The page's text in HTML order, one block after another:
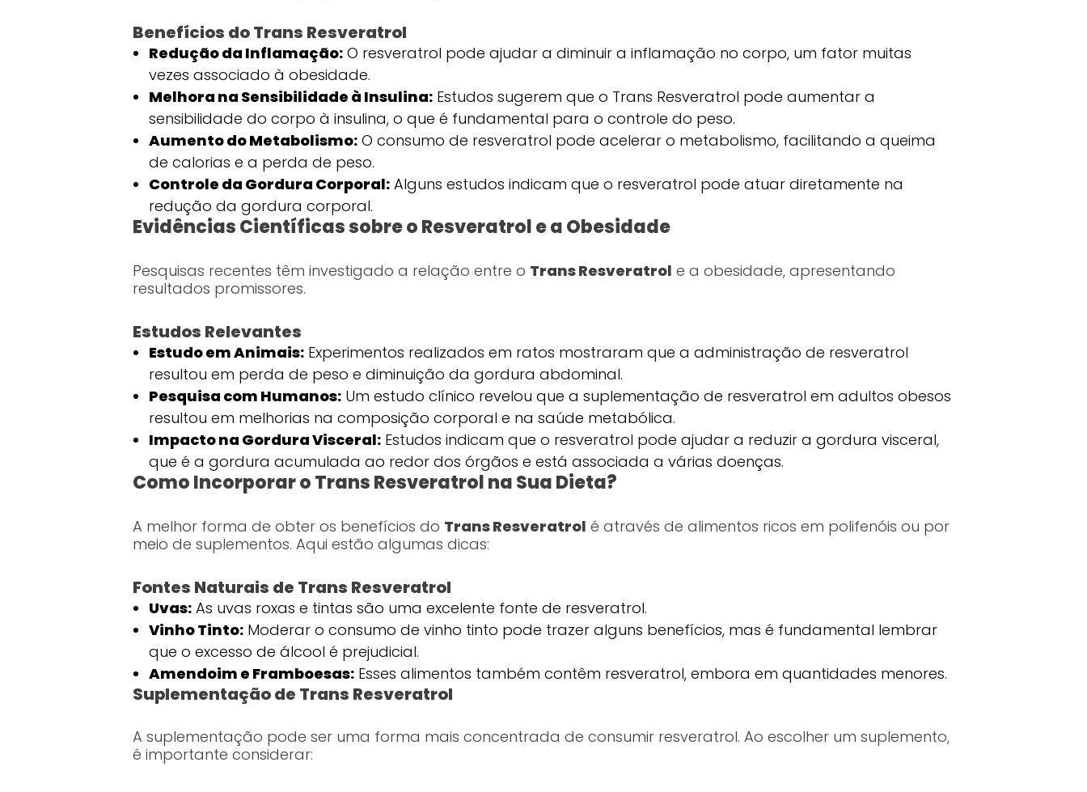
Benefícios do Trans Resveratrol
Redução da Inflamação:O resveratrol pode ajudar a diminuir a inflamação no corpo, um fator muitas
vezes associado à obesidade.
Melhora na Sensibilidade à Insulina:Estudos sugerem que o Trans Resveratrol pode aumentar a
sensibilidade do corpo à insulina, o que é fundamental para o controle do peso.
Aumento do Metabolismo:O consumo de resveratrol pode acelerar o metabolismo, facilitando a queima
de calorias e a perda de peso.
Controle da Gordura Corporal:Alguns estudos indicam que o resveratrol pode atuar diretamente na
redução da gordura corporal.
Evidências Científicas sobre o Resveratrol e a Obesidade
Pesquisas recentes têm investigado a relação entre o Trans Resveratrol e a obesidade, apresentando
resultados promissores.
Estudos Relevantes
Estudo em Animais:Experimentos realizados em ratos mostraram que a administração de resveratrol
resultou em perda de peso e diminuição da gordura abdominal.
Pesquisa com Humanos:Um estudo clínico revelou que a suplementação de resveratrol em adultos obesos
resultou em melhorias na composição corporal e na saúde metabólica.
Impacto na Gordura Visceral:Estudos indicam que o resveratrol pode ajudar a reduzir a gordura visceral,
que é a gordura acumulada ao redor dos órgãos e está associada a várias doenças.
Como Incorporar o Trans Resveratrol na Sua Dieta?
A melhor forma de obter os benefícios do Trans Resveratrol é através de alimentos ricos em polifenóis ou por
meio de suplementos. Aqui estão algumas dicas:
Fontes Naturais de Trans Resveratrol
Uvas:As uvas roxas e tintas são uma excelente fonte de resveratrol.
Vinho Tinto:Moderar o consumo de vinho tinto pode trazer alguns benefícios, mas é fundamental lembrar
que o excesso de álcool é prejudicial.
Amendoim e Framboesas:Esses alimentos também contêm resveratrol, embora em quantidades menores.
Suplementação de Trans Resveratrol
A suplementação pode ser uma forma mais concentrada de consumir resveratrol. Ao escolher um suplemento,
é importante considerar: